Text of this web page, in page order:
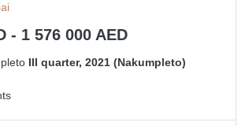
- 1 576 000 AED
III quarter, 2021 (Nakumpleto)